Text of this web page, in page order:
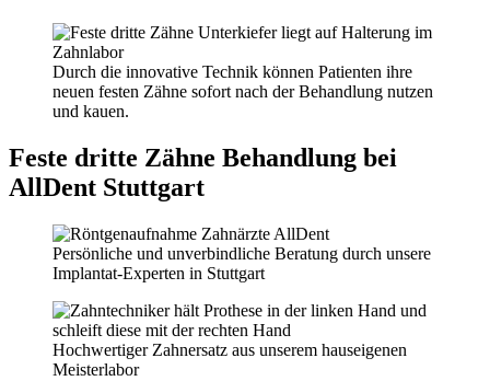
Durch die innovative Technik können Patienten ihre
neuen festen Zähne sofort nach der Behandlung nutzen
und kauen.
Feste dritte Zähne Behandlung bei
AllDent Stuttgart
Persönliche und unverbindliche Beratung durch unsere
Implantat-Experten in Stuttgart
Hochwertiger Zahnersatz aus unserem hauseigenen
Meisterlabor